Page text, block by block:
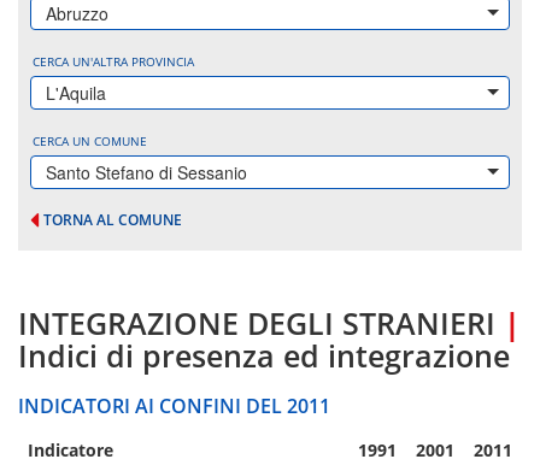
Abruzzo
CERCA UN'ALTRA PROVINCIA
L'Aquila
CERCA UN COMUNE
Santo Stefano di Sessanio
TORNA AL COMUNE
INTEGRAZIONE DEGLI STRANIERI |
Indici di presenza ed integrazione
INDICATORI AI CONFINI DEL 2011
Indicatore 1991 2001 2011